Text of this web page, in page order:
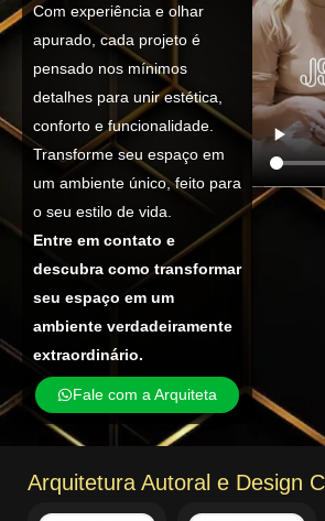
Com experiência e olhar
apurado, cada projeto é
pensado nos mínimos
detalhes para unir estética,
conforto e funcionalidade.
Transforme seu espaço em
um ambiente único, feito para
o seu estilo de vida.
Entre em contato e
descubra como transformar
seu espaço em um
ambiente verdadeiramente
extraordinário.
Fale com a Arquiteta
Arquitetura Autoral e Design